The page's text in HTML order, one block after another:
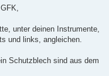
unter deinen Instrumente,
und links, angleichen.
Schutzblech sind aus dem